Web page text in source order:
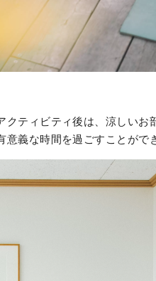
ティビティ後は、涼しいお
義な時間を過ごすことがで